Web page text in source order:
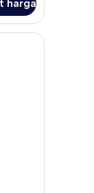
harga
musiman, dengan